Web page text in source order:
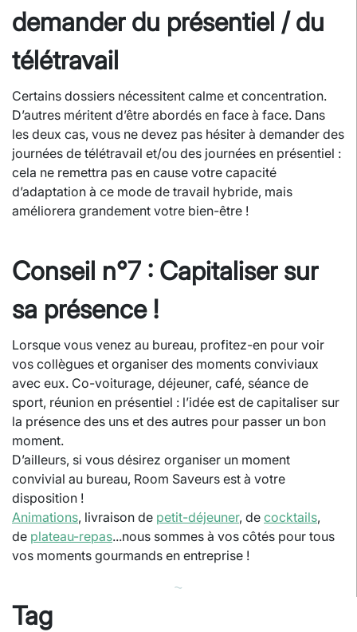
demander du présentiel / du
télétravail
Certains dossiers nécessitent calme et concentration.
D’autres méritent d’être abordés en face à face. Dans
les deux cas, vous ne devez pas hésiter à demander des
journées de télétravail et/ou des journées en présentiel :
cela ne remettra pas en cause votre capacité
d’adaptation à ce mode de travail hybride, mais
améliorera grandement votre bien-être !
Conseil n°7 : Capitaliser sur
sa présence !
Lorsque vous venez au bureau, profitez-en pour voir
vos collègues et organiser des moments conviviaux
avec eux. Co-voiturage, déjeuner, café, séance de
sport, réunion en présentiel : l’idée est de capitaliser sur
la présence des uns et des autres pour passer un bon
moment.
D’ailleurs, si vous désirez organiser un moment
convivial au bureau, Room Saveurs est à votre
disposition !
Animations, livraison de petit-déjeuner, de cocktails,
de plateau-repas...nous sommes à vos côtés pour tous
vos moments gourmands en entreprise !
⁓
Tag